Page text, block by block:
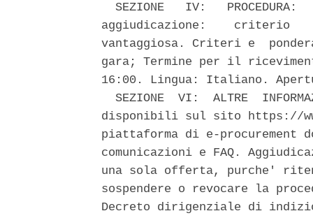
SEZIONE   IV:   PROCEDURA:
aggiudicazione:    criterio
vantaggiosa. Criteri e
gara; Termine per il
16:00. Lingua: Italiano.
SEZIONE  VI:  ALTRE
disponibili sul sito https://
piattaforma di e-procurement
comunicazioni e FAQ.
una sola offerta, purche'
sospendere o revocare la
Decreto dirigenziale di